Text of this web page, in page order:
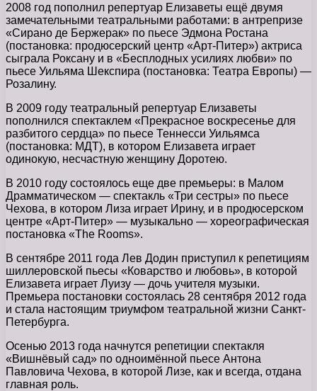
2008 год пополнил репертуар Елизаветы ещё двумя
замечательными театральными работами: в антрепризе
«Сирано де Бержерак» по пьесе Эдмона Ростана
(постановка: продюсерский центр «Арт-Питер») актриса
сыграла Роксану и в «Бесплодных усилиях любви» по
пьесе Уильяма Шекспира (постановка: Театра Европы) —
Розалину.
В 2009 году театральный репертуар Елизаветы
пополнился спектаклем «Прекрасное воскресенье для
разбитого сердца» по пьесе Теннесси Уильямса
(постановка: МДТ), в котором Елизавета играет
одинокую, несчастную женщину Доротею.
В 2010 году состоялось еще две премьеры: в Малом
Драмматическом — спектакль «Три сестры» по пьесе
Чехова, в котором Лиза играет Ирину, и в продюсерском
центре «Арт-Питер» — музыкально — хореографическая
постановка «The Rooms».
В сентябре 2011 года Лев Додин приступил к репетициям
шиллеровской пьесы «Коварство и любовь», в которой
Елизавета играет Луизу — дочь учителя музыки.
Премьера постановки состоялась 28 сентября 2012 года
и стала настоящим триумфом театральной жизни Санкт-
Петербурга.
Осенью 2013 года начнутся репетиции спектакля
«Вишнёвый сад» по одноимённой пьесе Антона
Павловича Чехова, в которой Лизе, как и всегда, отдана
главная роль.